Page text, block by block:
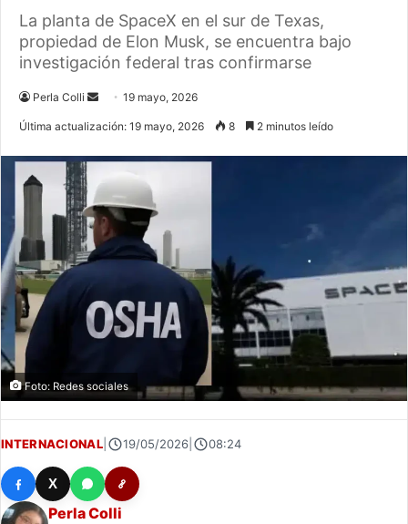
La planta de SpaceX en el sur de Texas,
propiedad de Elon Musk, se encuentra bajo
investigación federal tras confirmarse
Perla Colli
Send19 mayo, 2026
Última actualización: 19 mayo, 2026 8 2 minutos leído
Foto: Redes sociales
INTERNACIONAL| 19/05/2026| 08:24
X
Perla Colli